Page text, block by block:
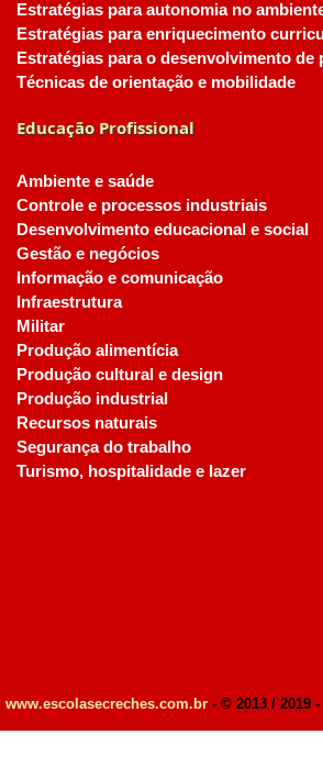
Estratégias para autonomia no
Estratégias para enriquecimento
Estratégias para o desenvolvimento de
Técnicas de orientação e mobilidade
Educação Profissional
Ambiente e saúde
Controle e processos industriais
Desenvolvimento educacional e social
Gestão e negócios
Informação e comunicação
Infraestrutura
Militar
Produção alimentícia
Produção cultural e design
Produção industrial
Recursos naturais
Segurança do trabalho
Turismo, hospitalidade e lazer
www.escolasecreches.com.br - © 2013 / 2019 -